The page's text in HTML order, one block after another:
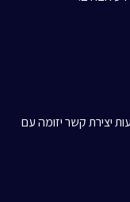
יצירת קשר יזומה עם